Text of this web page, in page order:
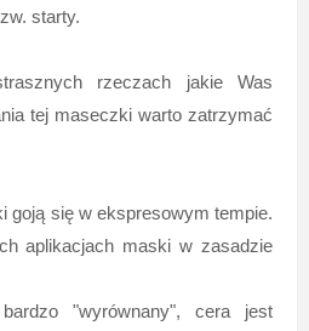
starty.
rzeczach jakie Was
tej maseczki warto zatrzymać
goją się w ekspresowym tempie.
aplikacjach maski w zasadzie
"wyrównany", cera jest